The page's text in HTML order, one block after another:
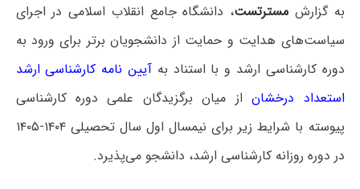
به گزارش مسترتست، دانشگاه جامع انقلاب اسلامی در اجرای
سیاست‌های هدایت و حمایت از دانشجویان برتر برای ورود به
دوره کارشناسی ارشد و با استناد بهآیین نامه کارشناسی ارشد
استعداد درخشاناز میان برگزیدگان علمی دوره کارشناسی
پیوسته با شرایط زیر برای نیمسال اول سال تحصیلی ۱۴۰۴-۱۴۰۵
در دوره روزانه کارشناسی ارشد، دانشجو می‌پذیرد.